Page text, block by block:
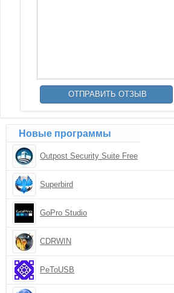
Новые программы
Outpost Security Suite Free
Superbird
GoPro Studio
CDRWIN
PeToUSB